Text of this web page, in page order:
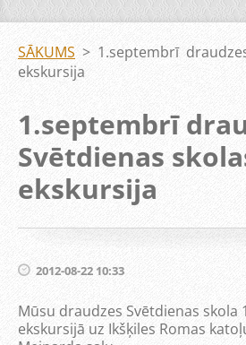
SĀKUMS > 1.septembrī
ekskursija
1.septembrī
Svētdienas
ekskursija
2012-08-22 10:33
Mūsu draudzes Svētdienas skola
ekskursijā uz Ikšķiles Romas